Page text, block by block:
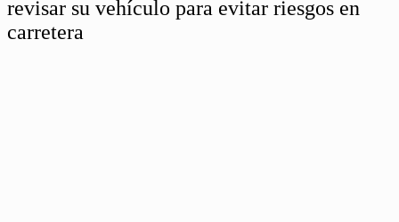
revisar su vehículo para evitar riesgos en
carretera